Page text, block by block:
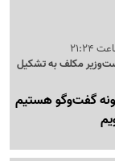
مکلف به تشکیل
گفت‌وگو هستیم